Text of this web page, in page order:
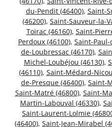
du-Pendit (46400), Saint-
(46200), Saint-Sauveur-la-
Toirac (46160), Saint-
Perdoux (46100), Saint-Paul-
de-Loubressac (46170),
Michel-Loubéjou (46130),
(46110), Saint-Médard-
de-Presque (46400), Saint-
Saint-Matré (46800), Saint-
Martin-Labouval (46330),
Saint-Laurent-Lolmie
(46400), Saint-Jean-Mirabel